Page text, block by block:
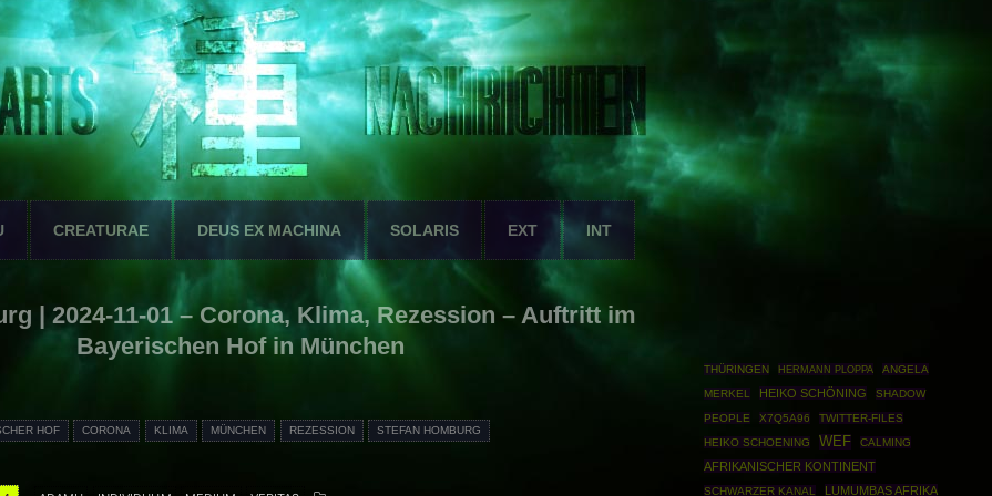
CREATURAE DEUS EX MACHINA SOLARIS EXT INT
| 2024-11-01 – Corona, Klima, Rezession – Auftritt im
Bayerischen Hof in München
HOF CORONA KLIMA MÜNCHEN REZESSION STEFAN HOMBURG
THÜRINGEN HERMANN PLOPPA
ANGELA
MERKEL
HEIKO SCHÖNING
SHADOW
PEOPLE
X7Q5A96
TWITTER-FILES
HEIKO SCHOENING
WEF CALMING
AFRIKANISCHER KONTINENT
SCHWARZER KANAL
LUMUMBAS AFRIKA